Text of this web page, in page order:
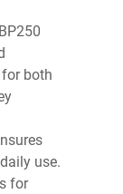
both
use.
for